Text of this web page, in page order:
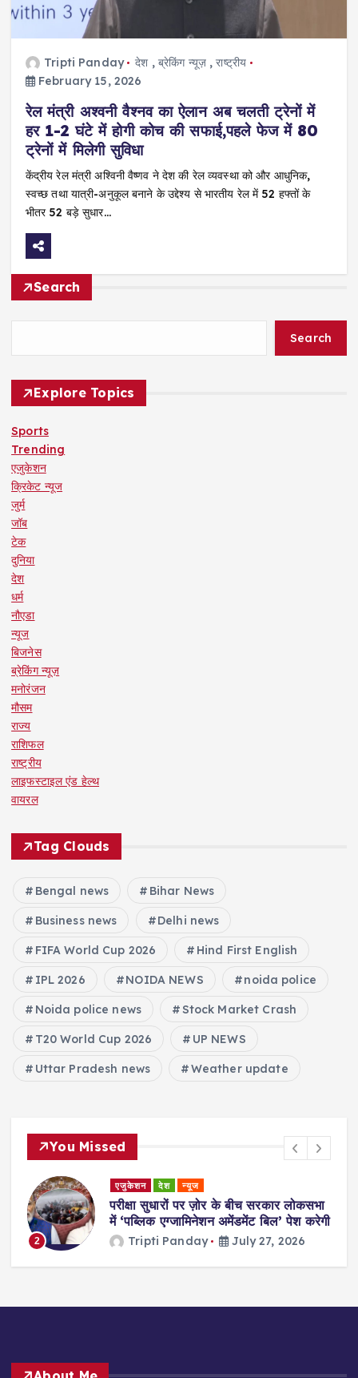
Tripti Panday देश , ब्रेकिंग न्यूज़ ,राष्ट्रीय
February 15, 2026
रेल मंत्री अश्वनी वैश्नव का ऐलान अब चलती ट्रेनों में
हर 1-2 घंटे में होगी कोच की सफाई,पहले फेज में 80
ट्रेनों में मिलेगी सुविधा
केंद्रीय रेल मंत्री अश्विनी वैष्णव ने देश की रेल व्यवस्था को और आधुनिक,
स्वच्छ तथा यात्री-अनुकूल बनाने के उद्देश्य से भारतीय रेल में 52 हफ्तों के
भीतर 52 बड़े सुधार…
Search
Search
Explore Topics
Sports
Trending
एजुकेशन
क्रिकेट न्यूज
जुर्म
जॉब
टेक
दुनिया
देश
धर्म
नौएडा
न्यूज
बिजनेस
ब्रेकिंग न्यूज़
मनोरंजन
मौसम
राज्य
राशिफल
राष्ट्रीय
लाइफस्टाइल एंड हेल्थ
वायरल
Tag Clouds
Bengal news Bihar News
Business news Delhi news
FIFA World Cup 2026 Hind First English
IPL 2026 NOIDA NEWS noida police
Noida police news Stock Market Crash
T20 World Cup 2026 UP NEWS
Uttar Pradesh news Weather update
You Missed
2
एजुकेशन देश न्यूज
परीक्षा सुधारों पर ज़ोर के बीच सरकार लोकसभा
में ‘पब्लिक एग्जामिनेशन अमेंडमेंट बिल’ पेश करेगी
Tripti Panday July 27, 2026